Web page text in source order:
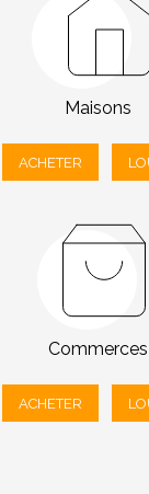
Maisons
ACHETER
Commerces
ACHETER